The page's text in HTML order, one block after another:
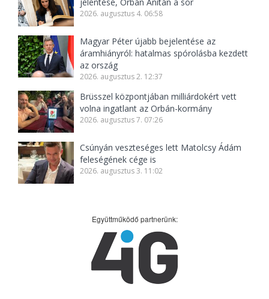
2026. augusztus 4. 06:58
Magyar Péter újabb bejelentése az
áramhiányról: hatalmas spórolásba kezdett
az ország
2026. augusztus 2. 12:37
Brüsszel központjában milliárdokért vett
volna ingatlant az Orbán-kormány
2026. augusztus 7. 07:26
Csúnyán veszteséges lett Matolcsy Ádám
feleségének cége is
2026. augusztus 3. 11:02
Együttműködő partnerünk: